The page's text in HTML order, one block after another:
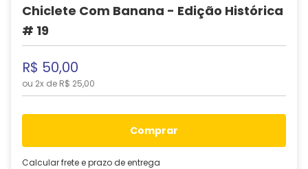
Chiclete Com Banana - Edição Histórica
# 19
R$ 50,00
ou 2x de R$ 25,00
comprar
Calcular frete e prazo de entrega